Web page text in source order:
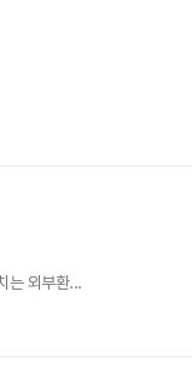
는 외부환...